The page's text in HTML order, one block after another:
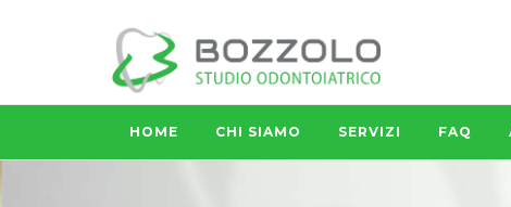
HOME CHI SIAMO SERVIZI FAQ